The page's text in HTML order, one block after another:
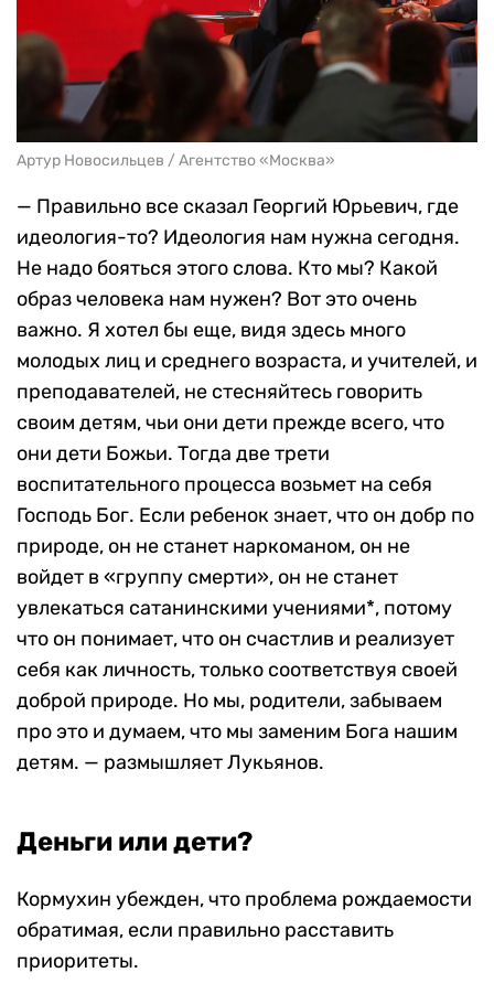
Артур Новосильцев / Агентство «Москва»
— Правильно все сказал Георгий Юрьевич, где
идеология-то? Идеология нам нужна сегодня.
Не надо бояться этого слова. Кто мы? Какой
образ человека нам нужен? Вот это очень
важно. Я хотел бы еще, видя здесь много
молодых лиц и среднего возраста, и учителей, и
преподавателей, не стесняйтесь говорить
своим детям, чьи они дети прежде всего, что
они дети Божьи. Тогда две трети
воспитательного процесса возьмет на себя
Господь Бог. Если ребенок знает, что он добр по
природе, он не станет наркоманом, он не
войдет в «группу смерти», он не станет
увлекаться сатанинскими учениями*, потому
что он понимает, что он счастлив и реализует
себя как личность, только соответствуя своей
доброй природе. Но мы, родители, забываем
про это и думаем, что мы заменим Бога нашим
детям. — размышляет Лукьянов.
Деньги или дети?
Кормухин убежден, что проблема рождаемости
обратимая, если правильно расставить
приоритеты.